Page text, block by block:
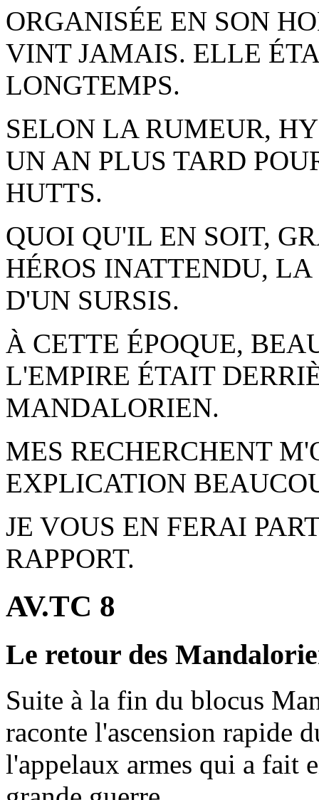
ORGANISÉE EN SON
VINT JAMAIS. ELLE
LONGTEMPS.
SELON LA RUMEUR,
UN AN PLUS TARD
HUTTS.
QUOI QU'IL EN SOIT,
HÉROS INATTENDU,
D'UN SURSIS.
À CETTE ÉPOQUE,
L'EMPIRE ÉTAIT
MANDALORIEN.
MES RECHERCHENT
EXPLICATION
JE VOUS EN FERAI
RAPPORT.
AV.TC 8
Le retour des
Suite à la fin du blocus
raconte l'ascension rapide
l'appelaux armes qui a fait